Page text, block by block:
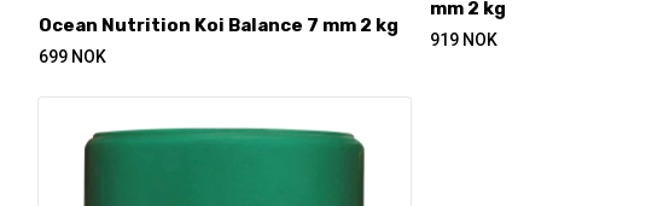
Ocean Nutrition Koi Balance 7 mm 2 kg
699 NOK
mm 2 kg
919 NOK